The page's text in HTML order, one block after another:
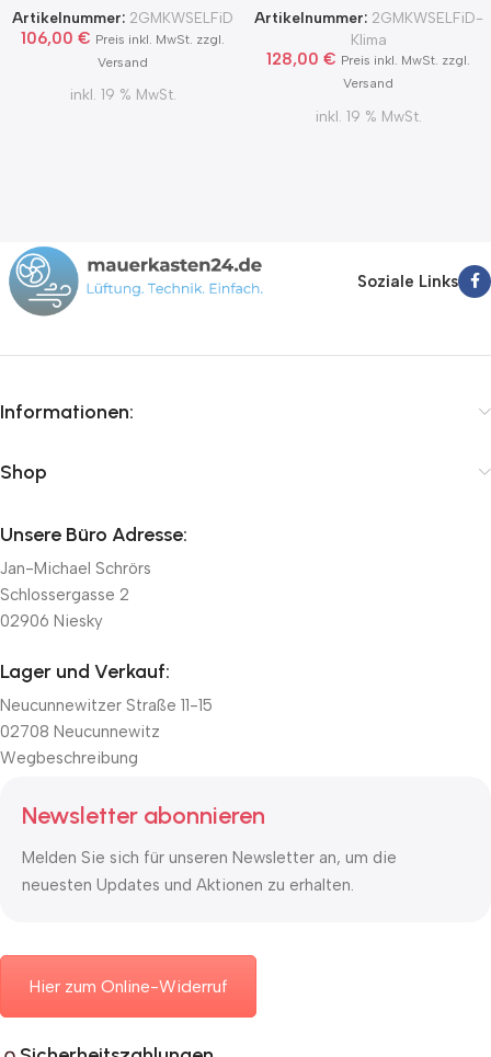
Zertifikat Ø100, 125, 150
2Grad MKWSELFiD
Artikelnummer: 2GMKWSELFiD
106,00 € Preis inkl. MwSt. zzgl.
Versand
inkl. 19 % MwSt.
MKWSELFiD
Artikelnummer: 2GMKWSELFiD-
Klima
128,00 € Preis inkl. MwSt. zzgl.
Versand
inkl. 19 % MwSt.
Soziale Links
Informationen:
Shop
Unsere Büro Adresse:
Jan-Michael Schrörs
Schlossergasse 2
02906 Niesky
Lager und Verkauf:
Neucunnewitzer Straße 11-15
02708 Neucunnewitz
Wegbeschreibung
Newsletter abonnieren
Melden Sie sich für unseren Newsletter an, um die
neuesten Updates und Aktionen zu erhalten.
Hier zum Online-Widerruf